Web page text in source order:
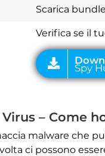
Scarica
Verifica se il
– Come
malware che
ci possono